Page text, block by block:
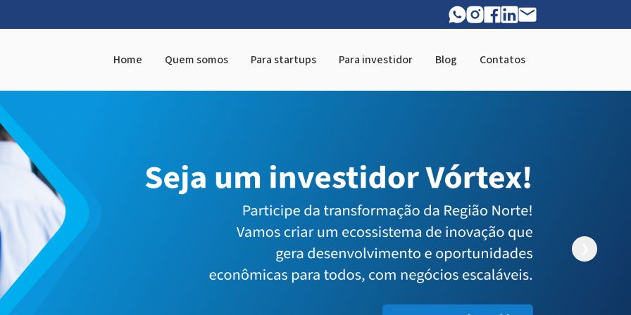
Home Quem somos Para startups Para investidor Blog Contatos